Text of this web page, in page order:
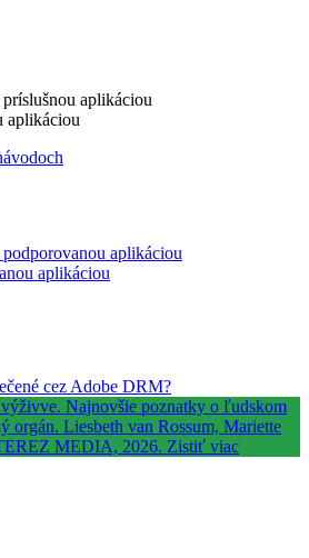
aplikáciou
aplikáciou
podporovanou aplikáciou
aplikáciou
cez Adobe DRM?